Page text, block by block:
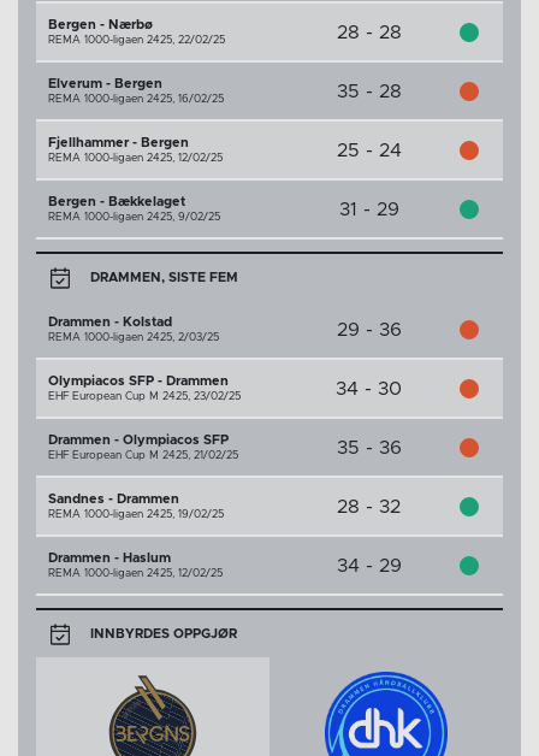
Bergen - Nærbø
REMA 1000-ligaen 2425, 22/02/25 28 - 28
Elverum - Bergen
REMA 1000-ligaen 2425, 16/02/25 35 - 28
Fjellhammer - Bergen
REMA 1000-ligaen 2425, 12/02/25 25 - 24
Bergen - Bækkelaget
REMA 1000-ligaen 2425, 9/02/25 31 - 29
DRAMMEN, SISTE FEM
Drammen - Kolstad
REMA 1000-ligaen 2425, 2/03/25 29 - 36
Olympiacos SFP - Drammen
EHF European Cup M 2425, 23/02/25 34 - 30
Drammen - Olympiacos SFP
EHF European Cup M 2425, 21/02/25 35 - 36
Sandnes - Drammen
REMA 1000-ligaen 2425, 19/02/25 28 - 32
Drammen - Haslum
REMA 1000-ligaen 2425, 12/02/25 34 - 29
INNBYRDES OPPGJØR